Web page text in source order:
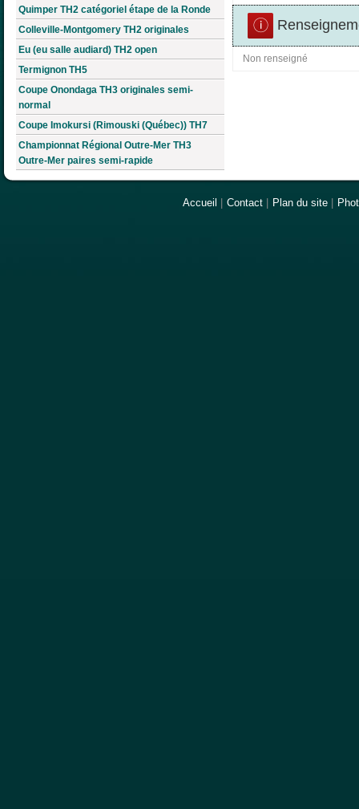
Quimper TH2 catégoriel étape de la Ronde
Colleville-Montgomery TH2 originales
Eu (eu salle audiard) TH2 open
Termignon TH5
Coupe Onondaga TH3 originales semi-
normal
Coupe Imokursi (Rimouski (Québec)) TH7
Championnat Régional Outre-Mer TH3
Outre-Mer paires semi-rapide
Non renseigné
Accueil Contact Plan du site